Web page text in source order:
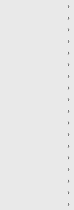
›
›
›
›
›
›
›
›
›
›
›
›
›
›
›
›
›
›